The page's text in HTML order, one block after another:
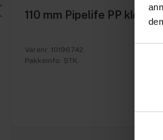
110 mm Pipelife PP kloak
Varenr. 10196742
Pakkeinfo. STK.